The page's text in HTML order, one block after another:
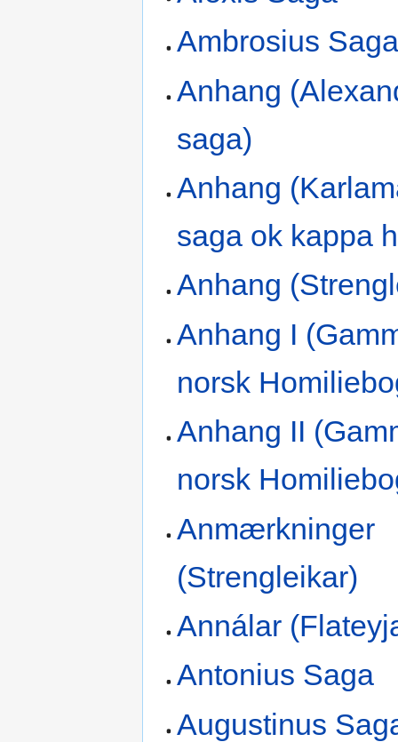
Ambrosius
Anhang
saga)
Anhang
saga ok kappa
Anhang
Anhang I
norsk
Anhang II
norsk
Anmærkninger
(Strengleikar)
Annálar
Antonius Saga
Augustinus